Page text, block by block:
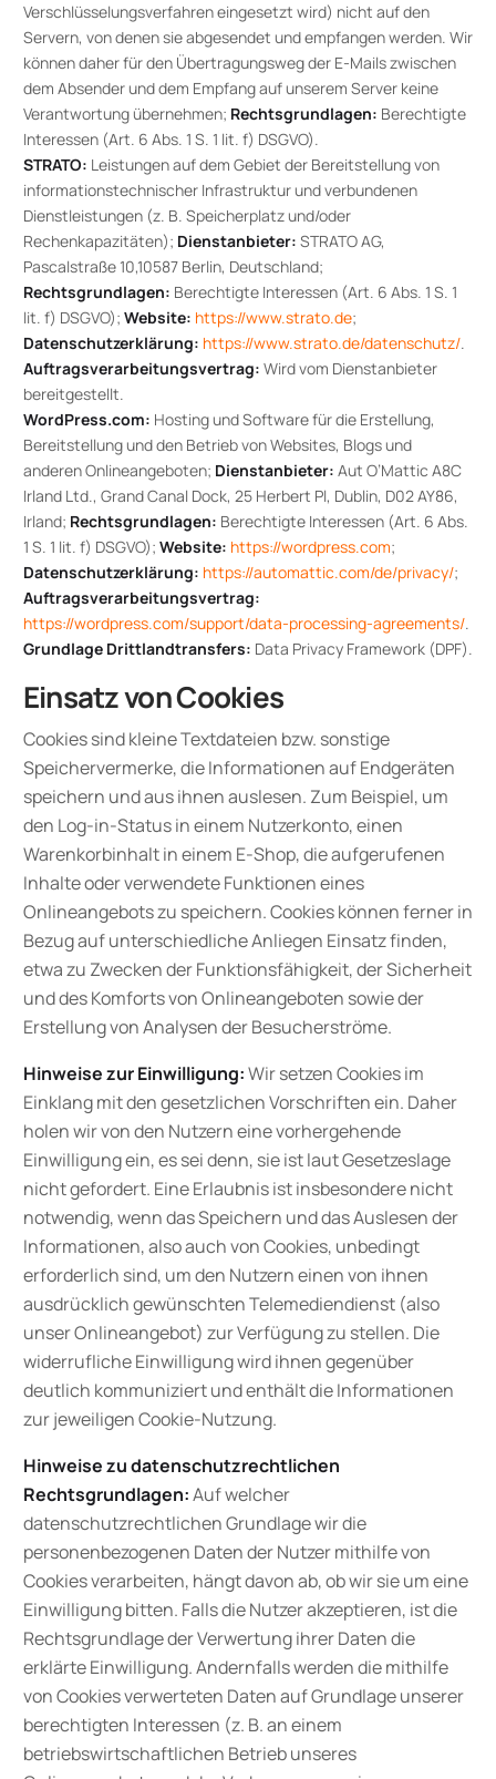
Verschlüsselungsverfahren eingesetzt wird) nicht auf den
Servern, von denen sie abgesendet und empfangen werden. Wir
können daher für den Übertragungsweg der E-Mails zwischen
dem Absender und dem Empfang auf unserem Server keine
Verantwortung übernehmen; Rechtsgrundlagen: Berechtigte
Interessen (Art. 6 Abs. 1 S. 1 lit. f) DSGVO).
STRATO: Leistungen auf dem Gebiet der Bereitstellung von
informationstechnischer Infrastruktur und verbundenen
Dienstleistungen (z. B. Speicherplatz und/oder
Rechenkapazitäten); Dienstanbieter: STRATO AG,
Pascalstraße 10,10587 Berlin, Deutschland;
Rechtsgrundlagen: Berechtigte Interessen (Art. 6 Abs. 1 S. 1
lit. f) DSGVO); Website: https://www.strato.de;
Datenschutzerklärung: https://www.strato.de/datenschutz/.
Auftragsverarbeitungsvertrag: Wird vom Dienstanbieter
bereitgestellt.
WordPress.com: Hosting und Software für die Erstellung,
Bereitstellung und den Betrieb von Websites, Blogs und
anderen Onlineangeboten; Dienstanbieter: Aut O’Mattic A8C
Irland Ltd., Grand Canal Dock, 25 Herbert Pl, Dublin, D02 AY86,
Irland; Rechtsgrundlagen: Berechtigte Interessen (Art. 6 Abs.
1 S. 1 lit. f) DSGVO); Website: https://wordpress.com;
Datenschutzerklärung: https://automattic.com/de/privacy/;
Auftragsverarbeitungsvertrag:
https://wordpress.com/support/data-processing-agreements/.
Grundlage Drittlandtransfers: Data Privacy Framework (DPF).
Einsatz von Cookies
Cookies sind kleine Textdateien bzw. sonstige
Speichervermerke, die Informationen auf Endgeräten
speichern und aus ihnen auslesen. Zum Beispiel, um
den Log-in-Status in einem Nutzerkonto, einen
Warenkorbinhalt in einem E-Shop, die aufgerufenen
Inhalte oder verwendete Funktionen eines
Onlineangebots zu speichern. Cookies können ferner in
Bezug auf unterschiedliche Anliegen Einsatz finden,
etwa zu Zwecken der Funktionsfähigkeit, der Sicherheit
und des Komforts von Onlineangeboten sowie der
Erstellung von Analysen der Besucherströme.
Hinweise zur Einwilligung:Wir setzen Cookies im
Einklang mit den gesetzlichen Vorschriften ein. Daher
holen wir von den Nutzern eine vorhergehende
Einwilligung ein, es sei denn, sie ist laut Gesetzeslage
nicht gefordert. Eine Erlaubnis ist insbesondere nicht
notwendig, wenn das Speichern und das Auslesen der
Informationen, also auch von Cookies, unbedingt
erforderlich sind, um den Nutzern einen von ihnen
ausdrücklich gewünschten Telemediendienst (also
unser Onlineangebot) zur Verfügung zu stellen. Die
widerrufliche Einwilligung wird ihnen gegenüber
deutlich kommuniziert und enthält die Informationen
zur jeweiligen Cookie-Nutzung.
Hinweise zu datenschutzrechtlichen
Rechtsgrundlagen:Auf welcher
datenschutzrechtlichen Grundlage wir die
personenbezogenen Daten der Nutzer mithilfe von
Cookies verarbeiten, hängt davon ab, ob wir sie um eine
Einwilligung bitten. Falls die Nutzer akzeptieren, ist die
Rechtsgrundlage der Verwertung ihrer Daten die
erklärte Einwilligung. Andernfalls werden die mithilfe
von Cookies verwerteten Daten auf Grundlage unserer
berechtigten Interessen (z. B. an einem
betriebswirtschaftlichen Betrieb unseres